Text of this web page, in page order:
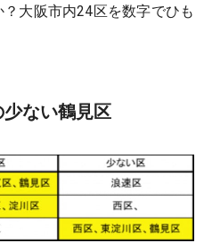
大阪市内24区を数字でひも
ない鶴見区